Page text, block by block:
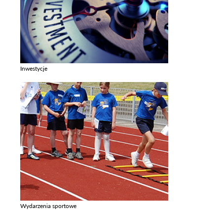
Inwestycje
Wydarzenia sportowe